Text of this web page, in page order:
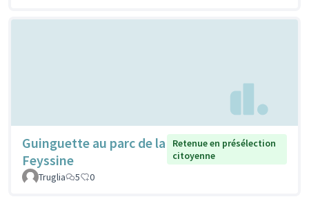
Guinguette au parc de la
Feyssine
Retenue en présélection
citoyenne
Truglia
5 0